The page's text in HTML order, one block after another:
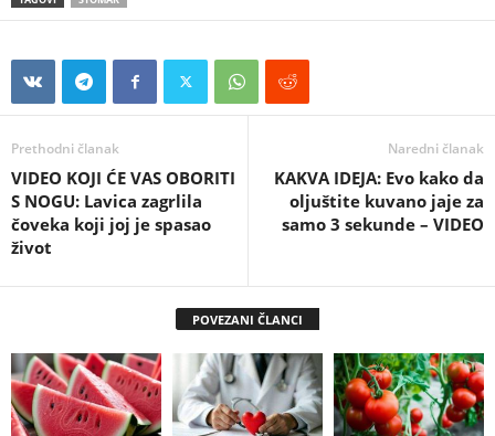
Prethodni članak
VIDEO KOJI ĆE VAS OBORITI
S NOGU: Lavica zagrlila
čoveka koji joj je spasao
život
Naredni članak
KAKVA IDEJA: Evo kako da
oljuštite kuvano jaje za
samo 3 sekunde – VIDEO
POVEZANI ČLANCI